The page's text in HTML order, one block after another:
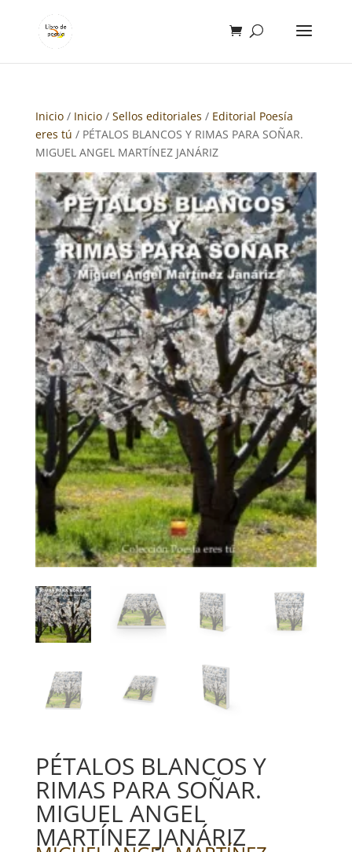
Inicio/ Inicio/ Sellos editoriales / Editorial Poesía
eres tú / PÉTALOS BLANCOS Y RIMAS PARA SOÑAR.
MIGUEL ANGEL MARTÍNEZ JANÁRIZ
PÉTALOS BLANCOS Y
RIMAS PARA SOÑAR.
MIGUEL ANGEL
MARTÍNEZ JANÁRIZ